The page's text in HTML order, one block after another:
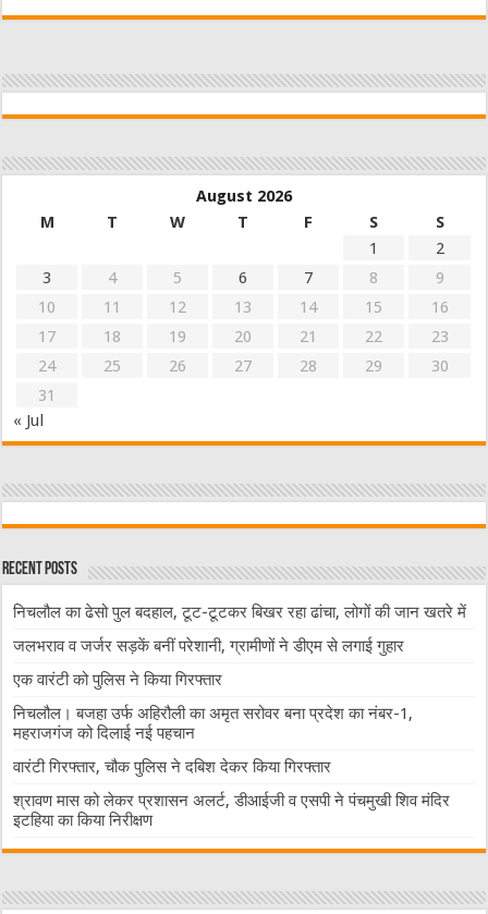
August 2026
M
T W T F S
S
1
2
3
4 5 6 7 8
9
10
11 12 13 14 15
16
17
18 19 20 21 22
23
24
25 26 27 28 29
30
31
« Jul
Recent Posts
निचलौल का ढेसो पुल बदहाल, टूट-टूटकर बिखर रहा ढांचा, लोगों की जान खतरे में
जलभराव व जर्जर सड़कें बनीं परेशानी, ग्रामीणों ने डीएम से लगाई गुहार
एक वारंटी को पुलिस ने किया गिरफ्तार
निचलौल। बजहा उर्फ अहिरौली का अमृत सरोवर बना प्रदेश का नंबर-1,
महराजगंज को दिलाई नई पहचान
वारंटी गिरफ्तार, चौक पुलिस ने दबिश देकर किया गिरफ्तार
श्रावण मास को लेकर प्रशासन अलर्ट, डीआईजी व एसपी ने पंचमुखी शिव मंदिर
इटहिया का किया निरीक्षण